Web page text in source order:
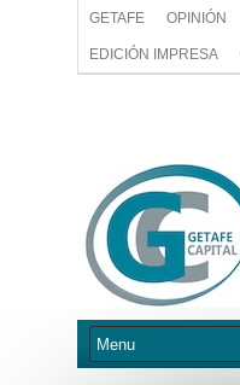
GETAFE OPINIÓN
EDICIÓN IMPRESA